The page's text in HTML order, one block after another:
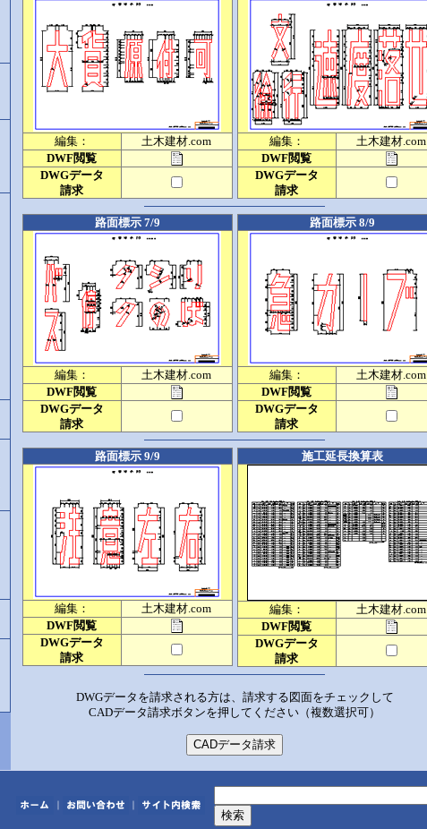
編集：
土木建材.com
DWF閲覧
DWGデータ
請求
編集：
土木建材.com
DWF閲覧
DWGデータ
請求
路面標示 7/9
編集：
土木建材.com
DWF閲覧
DWGデータ
請求
路面標示 8/9
編集：
土木建材.com
DWF閲覧
DWGデータ
請求
路面標示 9/9
編集：
土木建材.com
DWF閲覧
DWGデータ
請求
施工延長換算表
編集：
土木建材.com
DWF閲覧
DWGデータ
請求
DWGデータを請求される方は、請求する図面をチェックして
CADデータ請求ボタンを押してください（複数選択可）
｜ ｜